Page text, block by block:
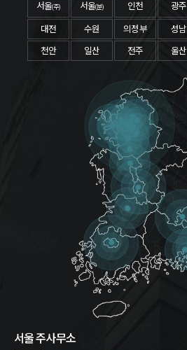
서울(주) 서울(분) 인천 광주
대전 수원 의정부 성남
천안 일산 전주 울산
서울 주사무소